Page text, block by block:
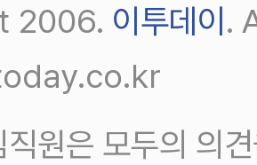
2006. 이투데이.
직원은 모두의 의